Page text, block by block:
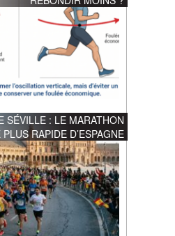
SÉVILLE : LE MARATHON
PLUS RAPIDE D’ESPAGNE